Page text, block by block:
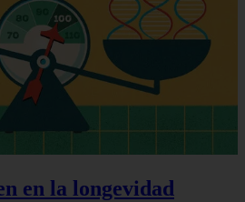
en la longevidad